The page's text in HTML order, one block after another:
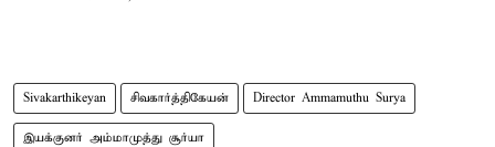
Sivakarthikeyan சிவகார்த்திகேயன் Director Ammamuthu Surya
இயக்குனர் அம்மாமுத்து சூர்யா